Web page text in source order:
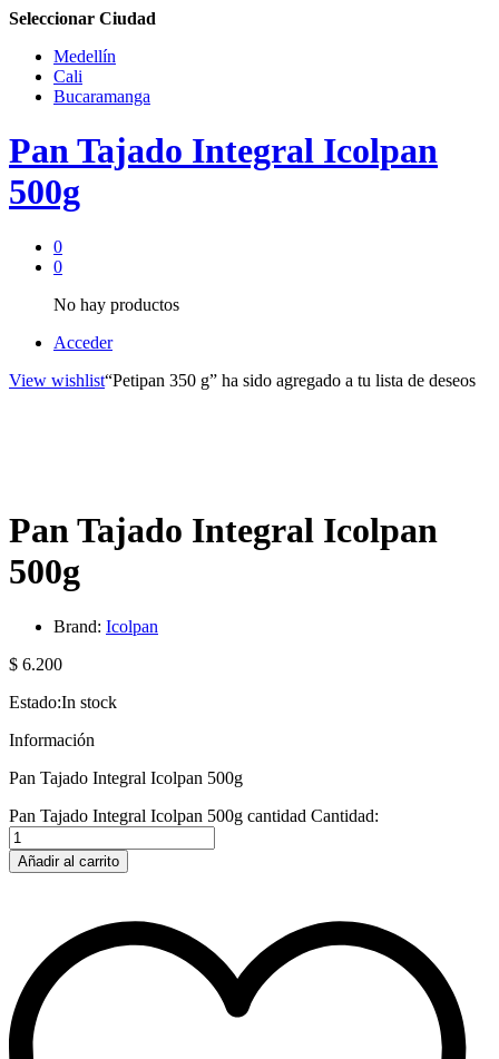
Seleccionar Ciudad
Medellín
Cali
Bucaramanga
Pan Tajado Integral Icolpan
500g
0
0
No hay productos
Acceder
View wishlist“Petipan 350 g” ha sido agregado a tu lista de deseos
Pan Tajado Integral Icolpan
500g
Brand: Icolpan
$ 6.200
Estado:In stock
Información
Pan Tajado Integral Icolpan 500g
Pan Tajado Integral Icolpan 500g cantidad Cantidad:
Añadir al carrito